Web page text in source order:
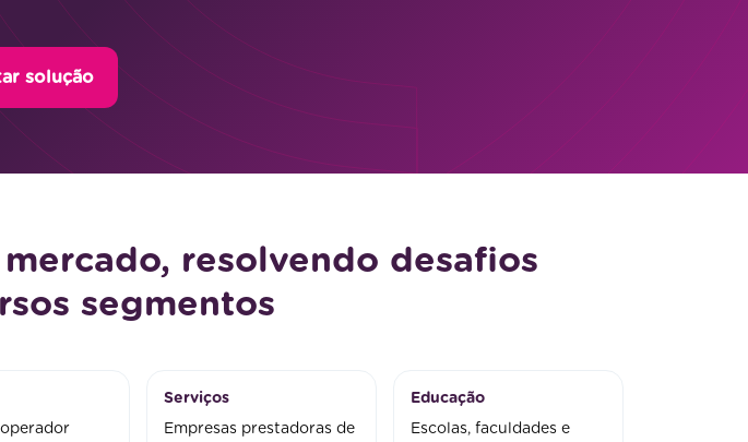
solução
resolvendo desafios
segmentos
Serviços
Empresas prestadoras de
Educação
Escolas, faculdades e